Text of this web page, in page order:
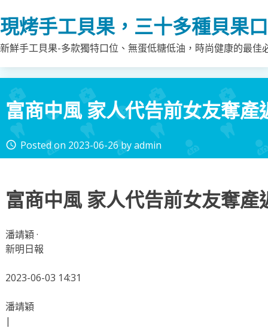
to
content
現烤手工貝果，三十多種貝果
新鮮手工貝果-多款獨特口位、無蛋低糖低油，時尚健康的最
富商中風 家人代告前女友奪產
access_time Posted on 2023-06-26byadmin
富商中風 家人代告前女友奪產
潘靖穎 ·
新明日報
2023-06-03 14:31
潘靖穎
|